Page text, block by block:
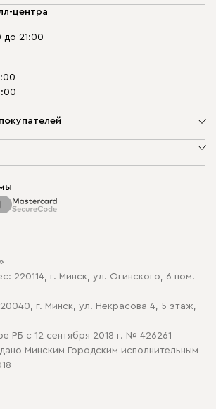
центра
до 21:00
обработки cookie
220114, г. Минск, ул. Огинского, 6 пом.
г. Минск, ул. Некрасова 4, 5 этаж,
РБ с 12 сентября 2018 г. № 426261
Минским Городским исполнительным